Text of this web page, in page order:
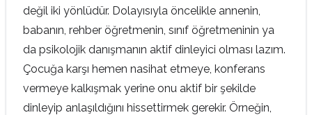
değil iki yönlüdür. Dolayısıyla öncelikle annenin,
babanın, rehber öğretmenin, sınıf öğretmeninin ya
da psikolojik danışmanın aktif dinleyici olması lazım.
Çocuğa karşı hemen nasihat etmeye, konferans
vermeye kalkışmak yerine onu aktif bir şekilde
dinleyip anlaşıldığını hissettirmek gerekir. Örneğin,